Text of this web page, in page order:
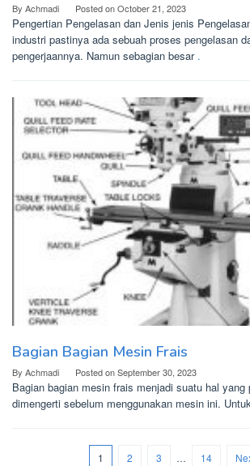
By Achmadi Posted onOctober 21, 2023
Pengertian Pengelasan dan Jenis jenis
industri pastinya ada sebuah proses pengelasan
pengerjaannya. Namun sebagian besar .
Bagian Bagian Mesin Frais
By Achmadi Posted onSeptember 30, 2023
Bagian bagian mesin frais menjadi suatu hal yang
dimengerti sebelum menggunakan mesin ini.
1 2 3 … 14